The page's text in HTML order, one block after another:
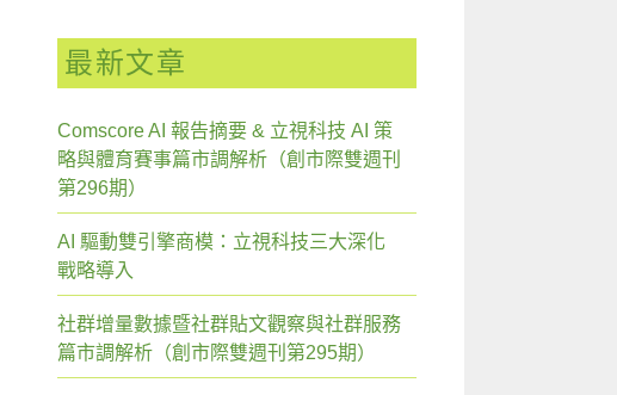
最新文章
Comscore AI 報告摘要 & 立視科技 AI 策
略與體育賽事篇市調解析（創市際雙週刊
第296期）
AI 驅動雙引擎商模：立視科技三大深化
戰略導入
社群增量數據暨社群貼文觀察與社群服務
篇市調解析（創市際雙週刊第295期）